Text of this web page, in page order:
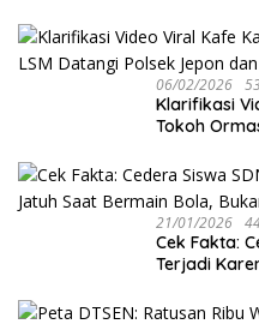
06/02/2026
‎Klarifikasi
Tokoh
21/01/2026
Cek Fakta:
Terjadi